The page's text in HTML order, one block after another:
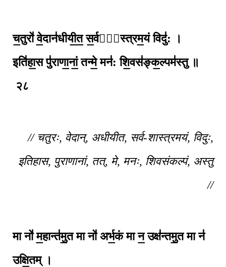
च॒तुरो॑ वे॒दान॑धीयी॒त॒ स॒र्वशा᳚स्त्रम॒यं विदु॑: ।
इति॑हा॒स पु॑राणा॒नां॒ तन्मे॒ मन॑: शि॒वस॑ङ्क॒ल्पम॑स्तु ॥
२८
// चतुरः, वेदान्, अधीयीत, सर्व-शास्त्रमयं, विदुः,
इतिहास, पुराणानां, तत्, मे, मनः, शिवसंकल्पं, अस्तु
//
मा नो॑ म॒हान्त॑मु॒त मा नो॑ अर्भ॒कं मा न॒ उक्ष॑न्तमु॒त मा न॑
उक्षि॒तम् ।